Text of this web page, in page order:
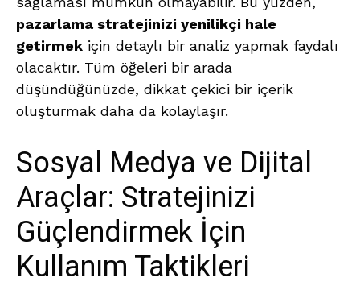
pazarlama stratejinizi yenilikçi hale
getirmek için detaylı bir analiz yapmak faydalı
olacaktır. Tüm öğeleri bir arada
düşündüğünüzde, dikkat çekici bir içerik
oluşturmak daha da kolaylaşır.
Sosyal Medya ve Dijital
Araçlar: Stratejinizi
Güçlendirmek İçin
Kullanım Taktikleri